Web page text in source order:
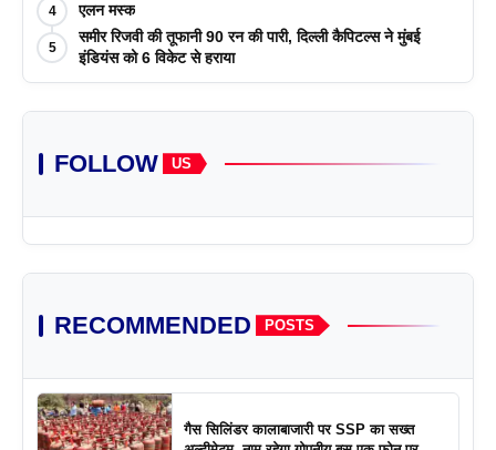
4 एलन मस्क
5
समीर रिजवी की तूफानी 90 रन की पारी, दिल्ली कैपिटल्स ने मुंबई
इंडियंस को 6 विकेट से हराया
FOLLOW US
RECOMMENDED POSTS
गैस सिलिंडर कालाबाजारी पर SSP का सख्त